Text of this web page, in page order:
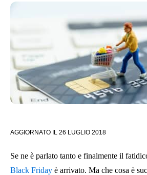
AGGIORNATO IL 26 LUGLIO 2018
Se ne è parlato tanto e finalmente il
Black Friday è arrivato. Ma che cosa è